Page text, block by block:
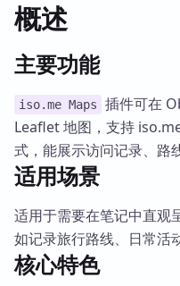
概述
主要功能
iso.me Maps
插件可在
Leaflet 地图，支持
式，能展示访问记录、路
适用场景
适用于需要在笔记中直观
如记录旅行路线、日常活
核心特色